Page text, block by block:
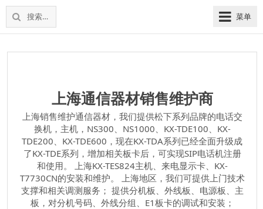
松
下
话
上
海
维
修
搜
索：
菜单
上海通信器材销售维护商
上海销售维护通信器材，我们提供松下系列品牌的电话交
换机，主机，NS300、NS1000、KX-TDE100、KX-
TDE200、KX-TDE600，现在KX-TDA系列已经全面升级成
了KX-TDE系列，增加相关板卡后，可实现SIP电话机注册
和使用。 上海KX-TES824主机、来电显示卡、KX-
T7730CN的安装和维护。 上海地区，我们可提供上门技术
支撑和相关调测服务； 提供分机板、外线板、电源板、主
板，对分机号码、外线分组、E1板卡的调试和安装；